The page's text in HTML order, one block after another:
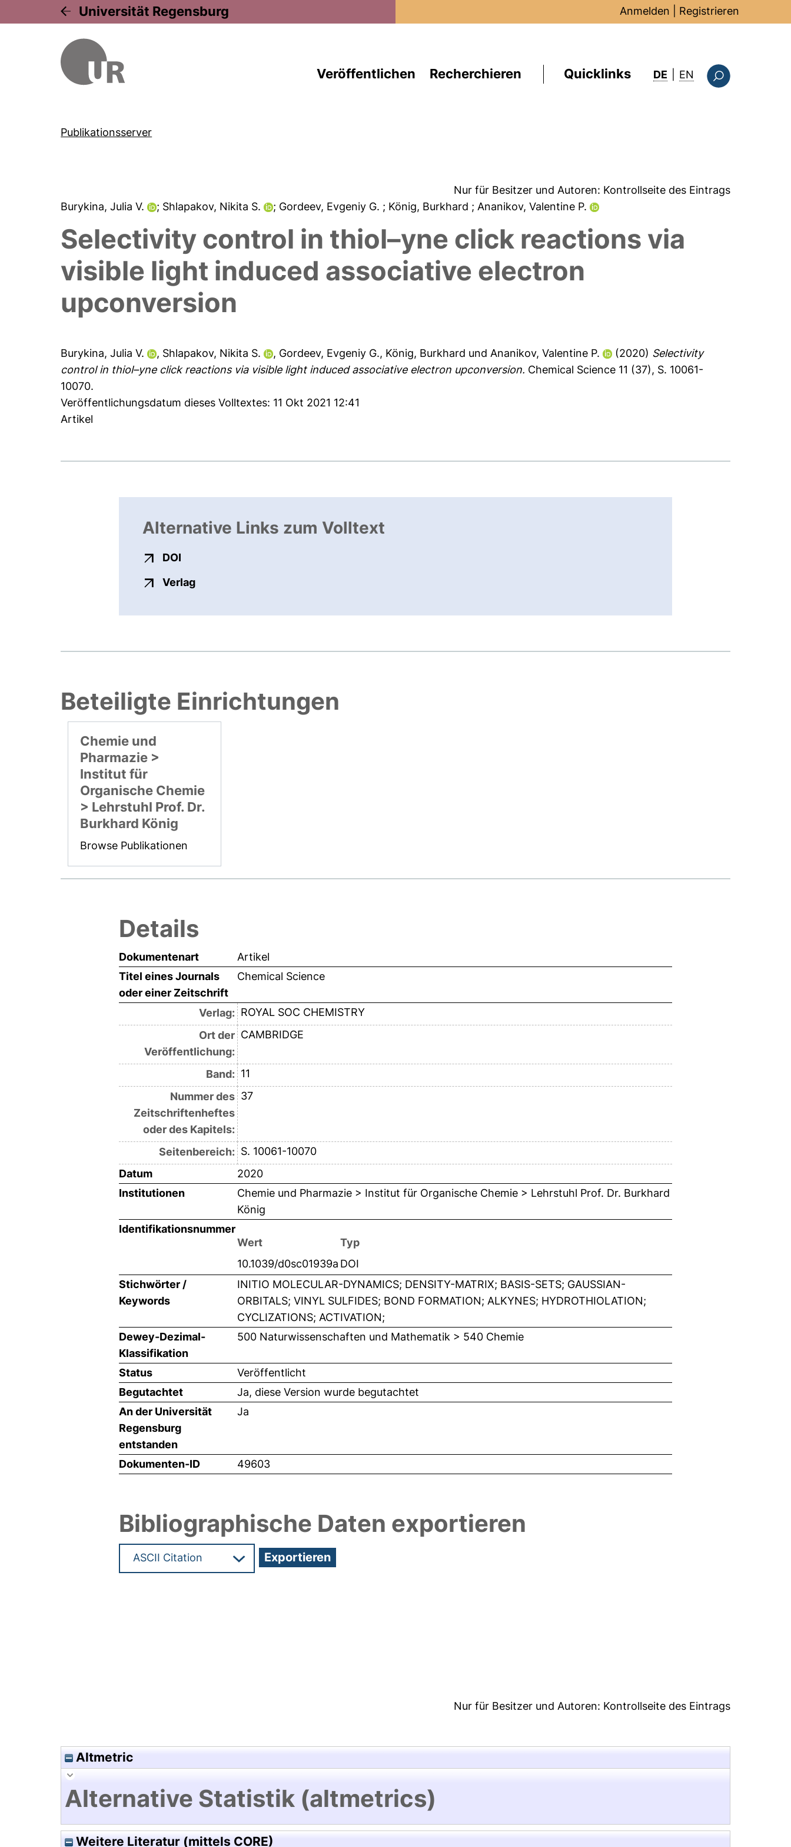
Universität Regensburg Anmelden Registrieren
Veröffentlichen Recherchieren Quicklinks DE EN : this page in
Publikationsserver
Nur für Besitzer und Autoren: Kontrollseite des Eintrags
Burykina, Julia V.
; Shlapakov, Nikita S. ; Gordeev, Evgeniy G. ; König, Burkhard ; Ananikov, Valentine P.
Selectivity control in thiol–yne click reactions via
visible light induced associative electron
upconversion
Burykina, Julia V. , Shlapakov, Nikita S. , Gordeev, Evgeniy G., König, Burkhard undAnanikov, Valentine P. (2020) Selectivity
control in thiol–yne click reactions via visible light induced associative electron upconversion. Chemical Science 11 (37), S. 10061-
10070.
Veröffentlichungsdatum dieses Volltextes: 11 Okt 2021 12:41
Artikel
Alternative Links zum Volltext
DOI
Verlagexterner Link, öffnet neues Fenster
Beteiligte Einrichtungen
Chemie und
Pharmazie >
Institut für
Organische Chemie
> Lehrstuhl Prof. Dr.
Burkhard König
Browse Publikationen
Details
Dokumentenart
Artikel
Titel eines Journals
oder einer Zeitschrift
Chemical Science
Verlag: ROYAL SOC CHEMISTRY
Ort der
Veröffentlichung:
CAMBRIDGE
Band: 11
Nummer des
Zeitschriftenheftes
oder des Kapitels:
37
Seitenbereich: S. 10061-10070
Datum
2020
Institutionen
Chemie und Pharmazie > Institut für Organische Chemie > Lehrstuhl Prof. Dr. Burkhard
König
Identifikationsnummer
Wert
Typ
10.1039/d0sc01939a DOI
Stichwörter /
Keywords
INITIO MOLECULAR-DYNAMICS; DENSITY-MATRIX; BASIS-SETS; GAUSSIAN-
ORBITALS; VINYL SULFIDES; BOND FORMATION; ALKYNES; HYDROTHIOLATION;
CYCLIZATIONS; ACTIVATION;
Dewey-Dezimal-
Klassifikation
500 Naturwissenschaften und Mathematik > 540 Chemie
Status
Veröffentlicht
Begutachtet
Ja, diese Version wurde begutachtet
An der Universität
Regensburg
entstanden
Ja
Dokumenten-ID 49603
Bibliographische Daten exportieren
Nur für Besitzer und Autoren: Kontrollseite des Eintrags
Altmetric
Alternative Statistik (altmetrics)
Weitere Literatur (mittels CORE)